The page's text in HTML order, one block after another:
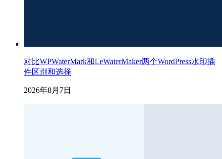
对比WPWaterMark和LeWaterMaker两个WordPress水印插
件区别和选择
2026年8月7日